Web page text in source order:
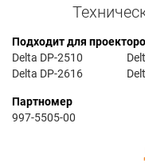
Подходит для
Delta DP-2510
Delta DP-2616
Партномер
997-5505-00